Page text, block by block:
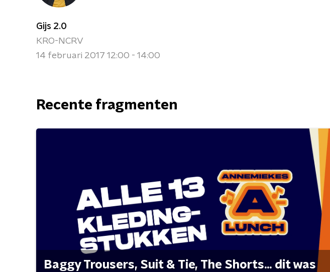
Gijs 2.0
KRO-NCRV
14 februari 2017 12:00 - 14:00
Recente fragmenten
Baggy Trousers, Suit & Tie, The Shorts... dit was